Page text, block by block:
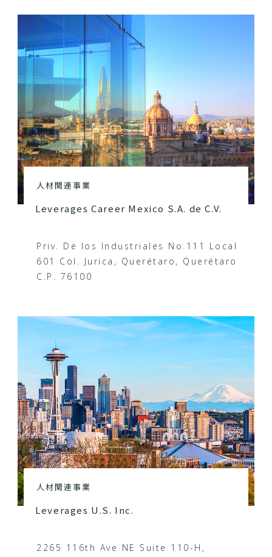
人材関連事業
Leverages Career Mexico S.A. de C.V.
Priv. De los Industriales No.111 Local
601 Col. Jurica, Querétaro, Querétaro
C.P. 76100
人材関連事業
Leverages U.S. Inc.
2265 116th Ave NE Suite 110-H,